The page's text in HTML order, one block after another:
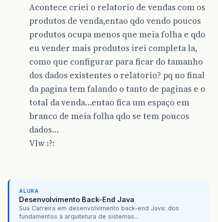
Acontece criei o relatorio de vendas com os
produtos de venda,entao qdo vendo poucos
produtos ocupa menos que meia folha e qdo
eu vender mais produtos irei completa la,
como que configurar para ficar do tamanho
dos dados existentes o relatorio? pq no final
da pagina tem falando o tanto de paginas e o
total da venda…entao fica um espaço em
branco de meia folha qdo se tem poucos
dados…
Vlw :?:
ALURA
Desenvolvimento Back-End Java
Sua Carreira em desenvolvimento back-end Java: dos
fundamentos à arquitetura de sistemas...